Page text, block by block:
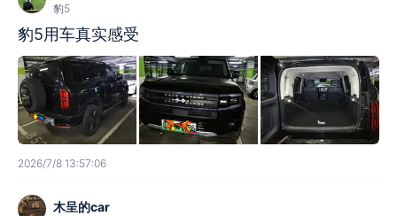
豹5
豹5用车真实感受
2026/7/8 13:57:06
木呈的car